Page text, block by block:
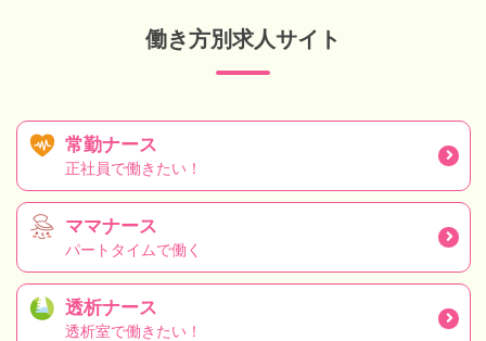
働き方別求人サイト
常勤ナース
正社員で働きたい！
ママナース
パートタイムで働く
透析ナース
透析室で働きたい！